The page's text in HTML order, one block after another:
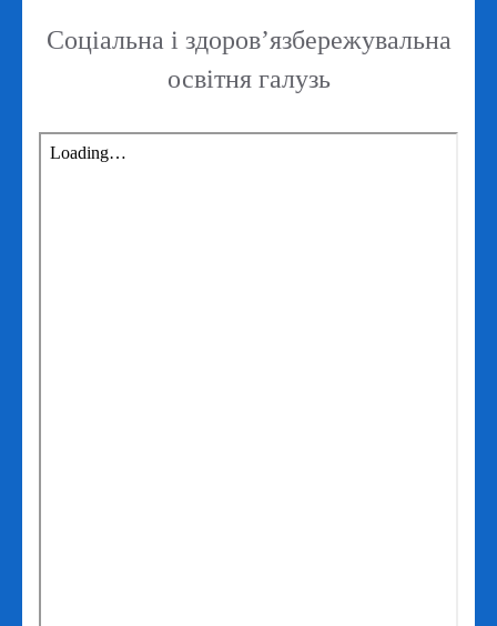
Соціальна і здоров’язбережувальна
освітня галузь